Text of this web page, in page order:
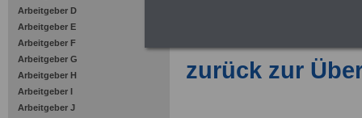
Arbeitgeber D
Arbeitgeber E
Arbeitgeber F
Arbeitgeber G
Arbeitgeber H
Arbeitgeber I
Arbeitgeber J
zurück zur